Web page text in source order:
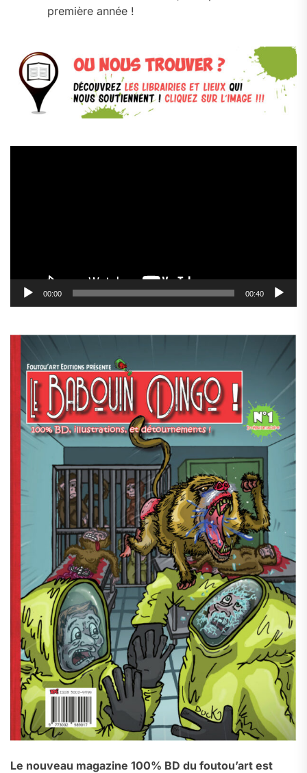
première année !
00:00 00:40
Le nouveau magazine 100% BD du foutou’art est